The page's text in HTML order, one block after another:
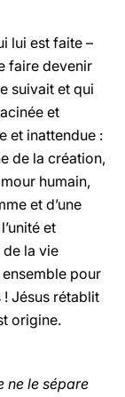
lui est faite ­–
faire devenir
suivait et qui
et
et inattendue :
de la création,
humain,
et d’une
et
de la vie
pour
! Jésus rétablit
origine.
ne le sépare